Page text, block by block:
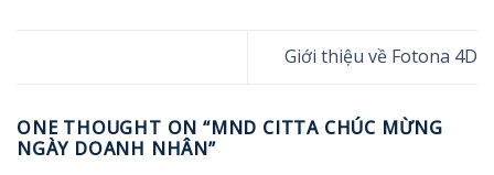
Giới thiệu về Fotona 4D
ONE THOUGHT ON “MND CITTA CHÚC MỪNG
NGÀY DOANH NHÂN”